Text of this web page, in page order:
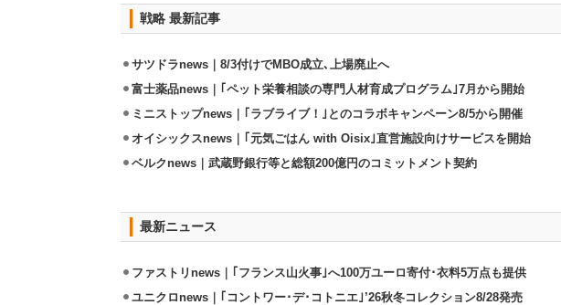
戦略 最新記事
サツドラnews｜8/3付けでMBO成立､上場廃止へ
富士薬品news｜｢ペット栄養相談の専門人材育成プログラム｣7月から開始
ミニストップnews｜｢ラブライブ！｣とのコラボキャンペーン8/5から開催
オイシックスnews｜｢元気ごはん with Oisix｣直営施設向けサービスを開始
ベルクnews｜武蔵野銀行等と総額200億円のコミットメント契約
最新ニュース
ファストリnews｜｢フランス山火事｣へ100万ユーロ寄付･衣料5万点も提供
ユニクロnews｜｢コントワー･デ･コトニエ｣’26秋冬コレクション8/28発売